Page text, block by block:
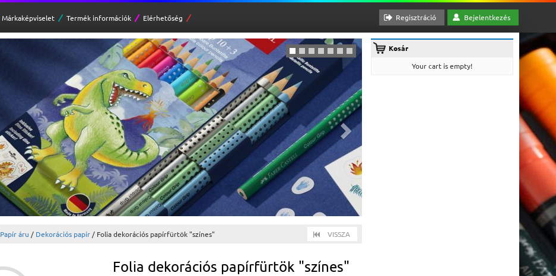
Márkaképviselet Termék információk Elérhetőség Regisztráció Bejelentkezés
Kosár
Your cart is empty!
Papír áru / Dekorációs papír / Folia dekorációs papírfürtök "színes"
Folia dekorációs papírfürtök "színes"